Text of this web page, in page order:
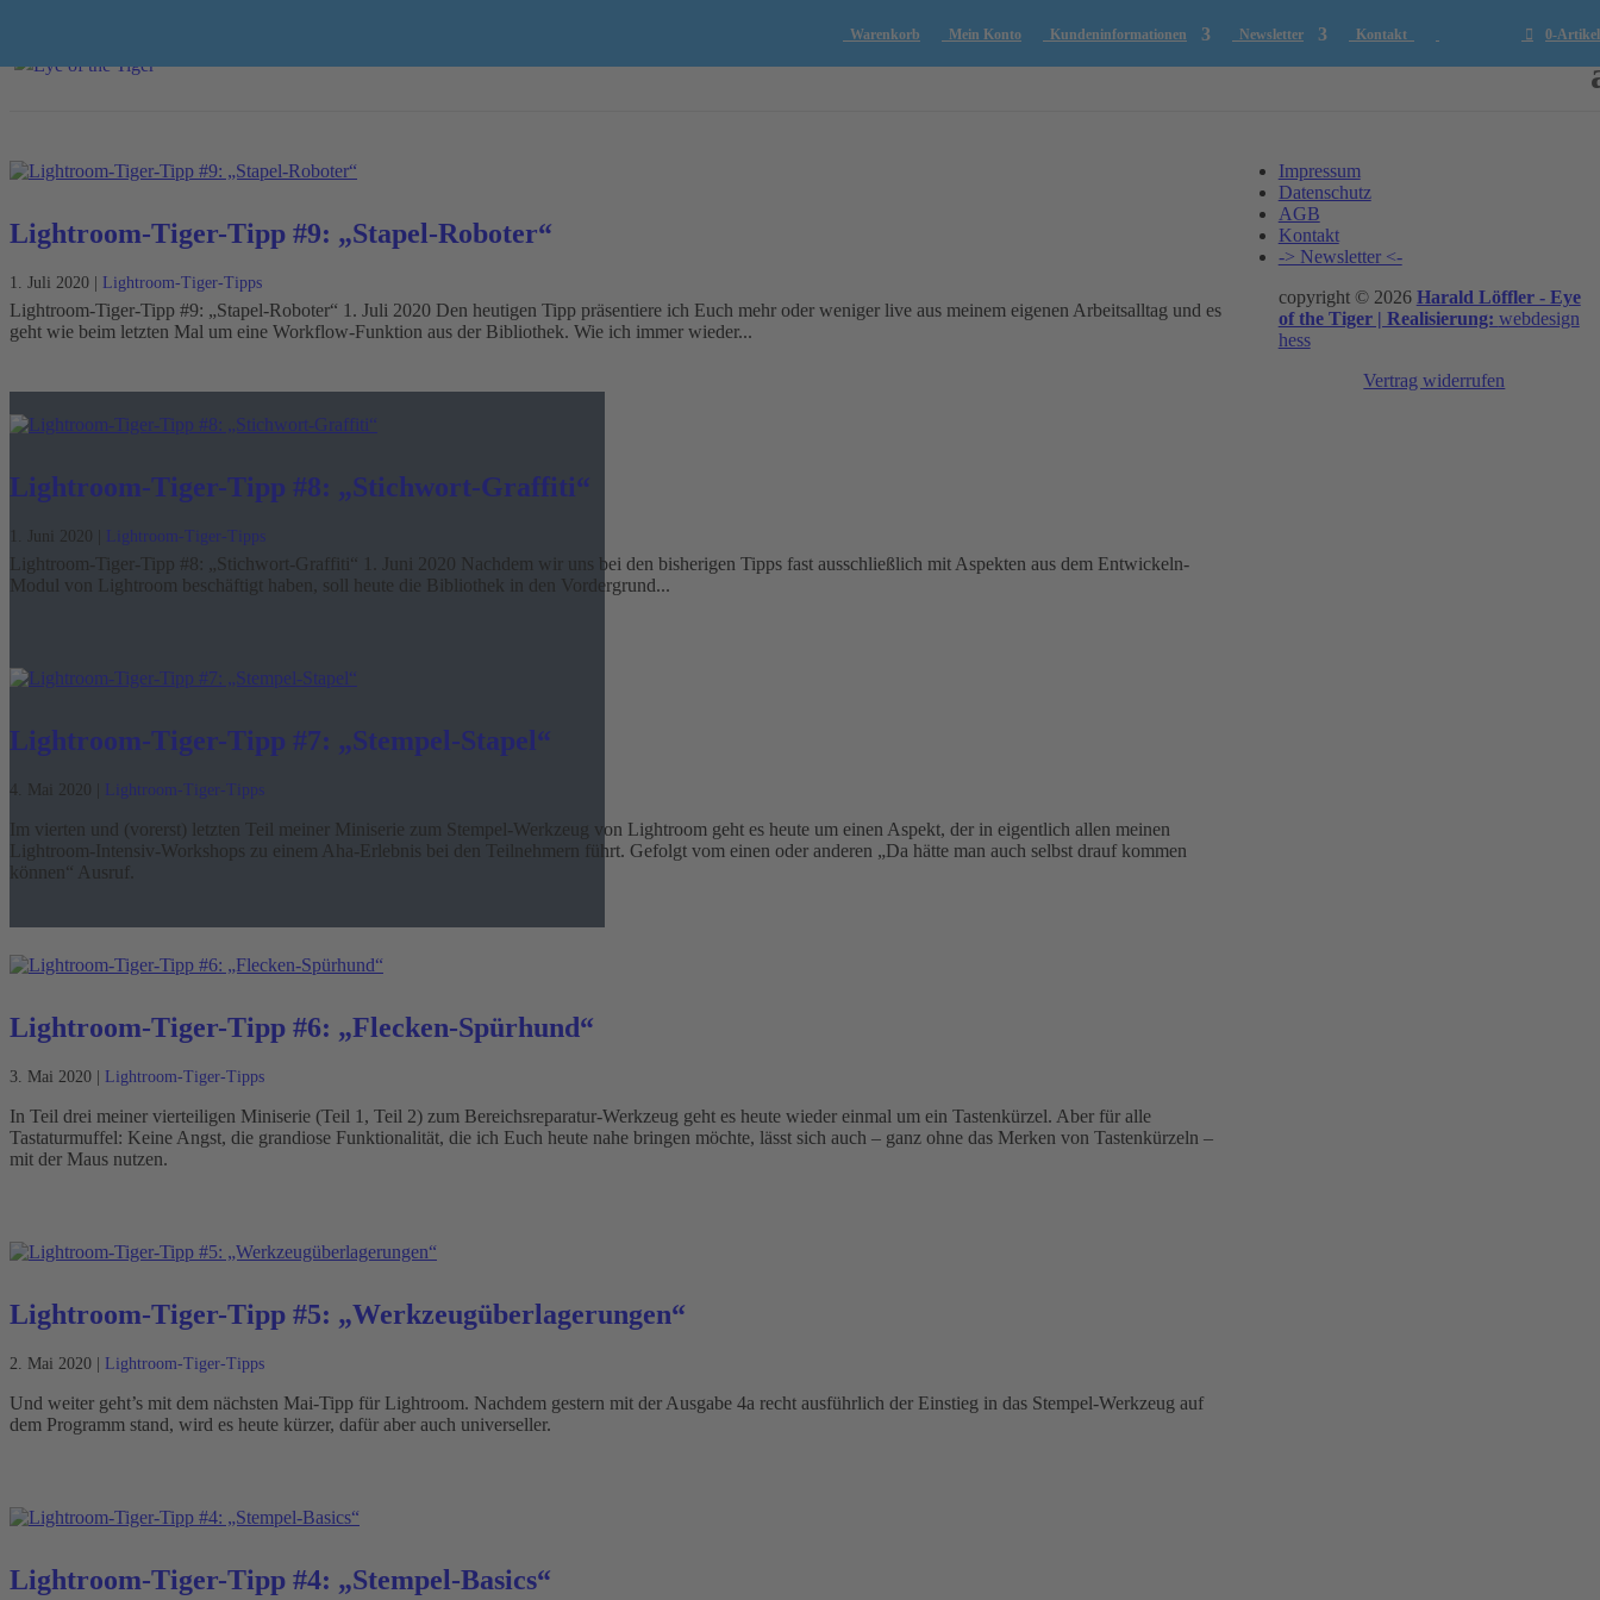
Warenkorb Mein Konto Kundeninformationen Newsletter Kontakt 0-Artikel
Lightroom-Tiger-Tipp #9: „Stapel-Roboter“
1. Juli 2020 Lightroom-Tiger-Tipps
Lightroom-Tiger-Tipp #9: „Stapel-Roboter“ 1. Juli 2020 Den heutigen Tipp präsentiere ich Euch mehr oder weniger live aus meinem eigenen Arbeitsalltag und es
geht wie beim letzten Mal um eine Workflow-Funktion aus der Bibliothek. Wie ich immer wieder...
Lightroom-Tiger-Tipp #8: „Stichwort-Graffiti“
1. Juni 2020 Lightroom-Tiger-Tipps
Lightroom-Tiger-Tipp #8: „Stichwort-Graffiti“ 1. Juni 2020 Nachdem wir uns bei den bisherigen Tipps fast ausschließlich mit Aspekten aus dem Entwickeln-
Modul von Lightroom beschäftigt haben, soll heute die Bibliothek in den Vordergrund...
Lightroom-Tiger-Tipp #7: „Stempel-Stapel“
4. Mai 2020 Lightroom-Tiger-Tipps
Im vierten und (vorerst) letzten Teil meiner Miniserie zum Stempel-Werkzeug von Lightroom geht es heute um einen Aspekt, der in eigentlich allen meinen
Lightroom-Intensiv-Workshops zu einem Aha-Erlebnis bei den Teilnehmern führt. Gefolgt vom einen oder anderen „Da hätte man auch selbst drauf kommen
können“ Ausruf.
Lightroom-Tiger-Tipp #6: „Flecken-Spürhund“
3. Mai 2020 | Lightroom-Tiger-Tipps
In Teil drei meiner vierteiligen Miniserie (Teil 1, Teil 2) zum Bereichsreparatur-Werkzeug geht es heute wieder einmal um ein Tastenkürzel. Aber für alle
Tastaturmuffel: Keine Angst, die grandiose Funktionalität, die ich Euch heute nahe bringen möchte, lässt sich auch – ganz ohne das Merken von Tastenkürzeln –
mit der Maus nutzen.
Lightroom-Tiger-Tipp #5: „Werkzeugüberlagerungen“
2. Mai 2020 | Lightroom-Tiger-Tipps
Und weiter geht’s mit dem nächsten Mai-Tipp für Lightroom. Nachdem gestern mit der Ausgabe 4a recht ausführlich der Einstieg in das Stempel-Werkzeug auf
dem Programm stand, wird es heute kürzer, dafür aber auch universeller.
Lightroom-Tiger-Tipp #4: „Stempel-Basics“
Impressum
Datenschutz
AGB
Kontakt
-> Newsletter <-
copyright © 2026 Harald Löffler - Eye
of the Tiger | Realisierung: webdesign
hess
Vertrag widerrufen